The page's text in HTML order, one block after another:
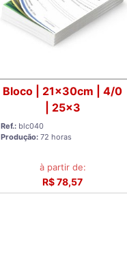
Bloco | 21x30cm | 4/0
| 25x3
Ref.: blc040
Produção: 72 horas
à partir de:
R$ 78,57